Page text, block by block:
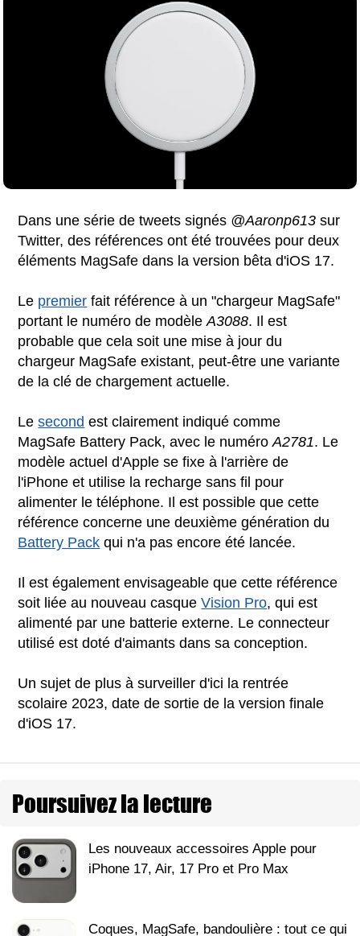
Dans une série de tweets signés @Aaronp613 sur
Twitter, des références ont été trouvées pour deux
éléments MagSafe dans la version bêta d'iOS 17.
Le premier fait référence à un "chargeur MagSafe"
portant le numéro de modèleA3088. Il est
probable que cela soit une mise à jour du
chargeur MagSafe existant, peut-être une variante
de la clé de chargement actuelle.
Lesecond est clairement indiqué comme
MagSafe Battery Pack, avec le numéroA2781. Le
modèle actuel d'Apple se fixe à l'arrière de
l'iPhone et utilise la recharge sans fil pour
alimenter le téléphone. Il est possible que cette
référence concerne une deuxième génération du
Battery Pack qui n'a pas encore été lancée.
Il est également envisageable que cette référence
soit liée au nouveau casqueVision Pro, qui est
alimenté par une batterie externe. Le connecteur
utilisé est doté d'aimants dans sa conception.
Un sujet de plus à surveiller d'ici la rentrée
scolaire 2023, date de sortie de la version finale
d'iOS 17.
Poursuivez la lecture
Les nouveaux accessoires Apple pour
iPhone 17, Air, 17 Pro et Pro Max
Coques, MagSafe, bandoulière : tout ce qui